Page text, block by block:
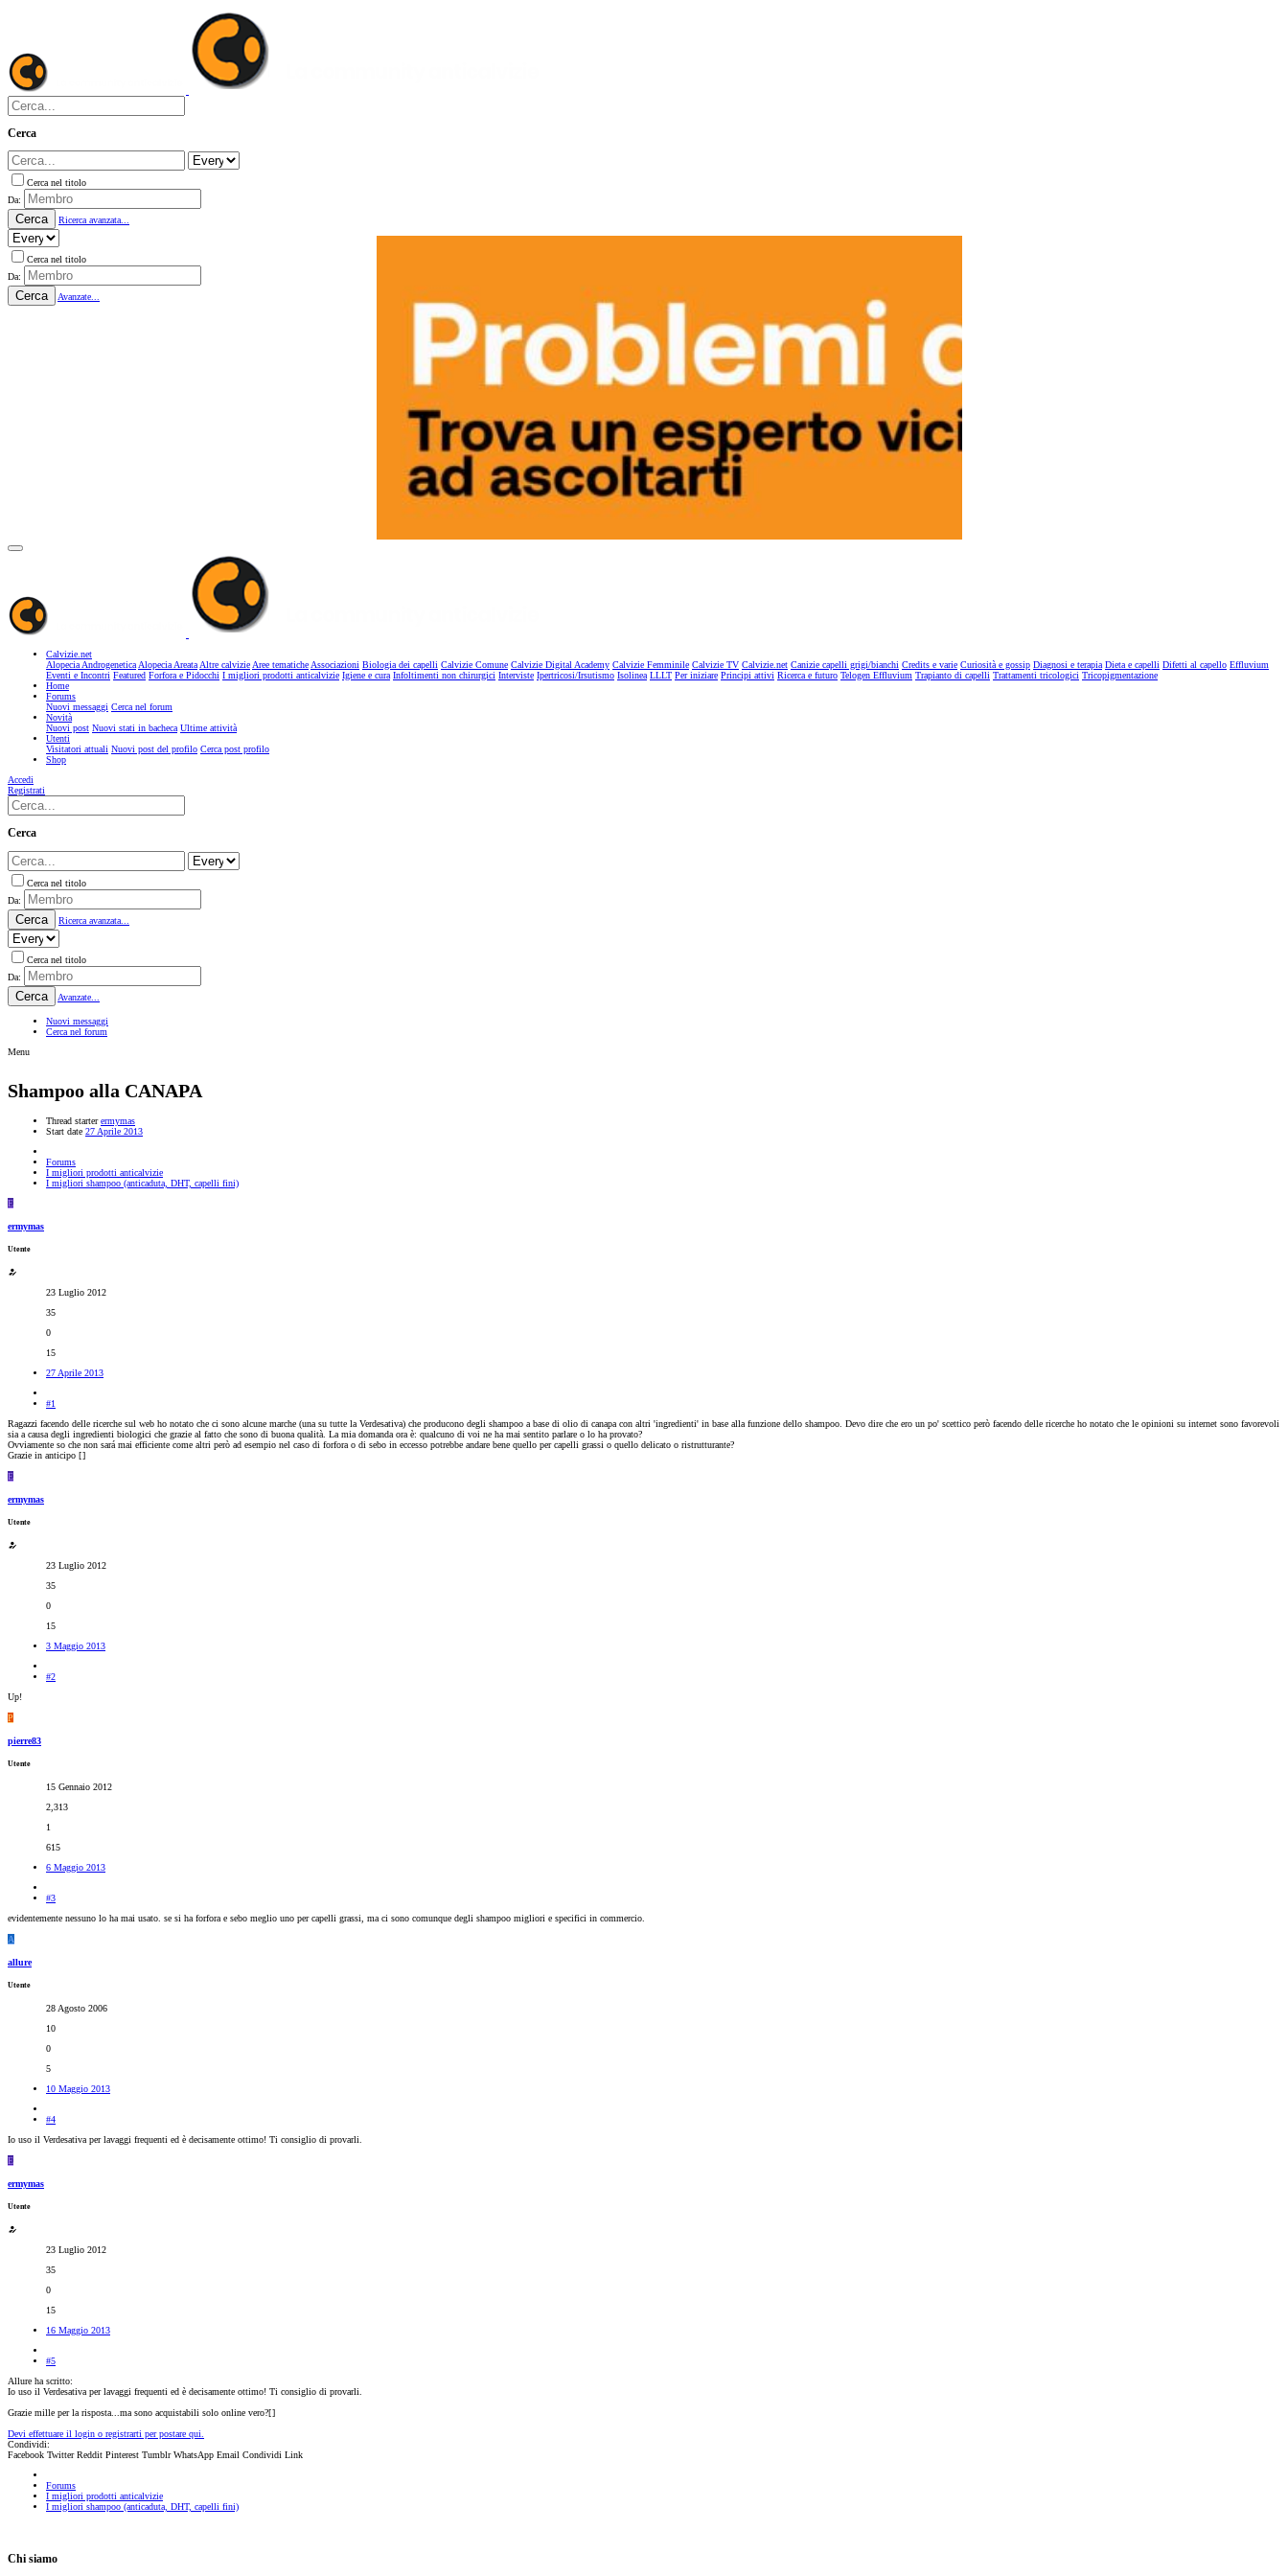
Cerca
Cerca nel titolo
Da:
Cerca Ricerca avanzata...
Cerca nel titolo
Da:
Cerca Avanzate...
Calvizie.net
Alopecia AndrogeneticaAlopecia AreataAltre calvizieAree tematicheAssociazioni Biologia dei capelli Calvizie Comune Calvizie Digital Academy Calvizie Femminile Calvizie TV Calvizie.net Canizie capelli grigi/bianchi Credits e varie Curiosità e gossip Diagnosi e terapia Dieta e capelli Difetti al capello Effluvium
Eventi e Incontri Featured Forfora e Pidocchi I migliori prodotti anticalvizie Igiene e cura Infoltimenti non chirurgici Interviste Ipertricosi/Irsutismo Isolinea LLLT Per iniziare Principi attivi Ricerca e futuro Telogen Effluvium Trapianto di capelli Trattamenti tricologici Tricopigmentazione
Home
Forums
Nuovi messaggi Cerca nel forum
Novità
Nuovi post Nuovi stati in bacheca Ultime attività
Utenti
Visitatori attuali Nuovi post del profilo Cerca post profilo
Shop
Accedi
Registrati
Cerca
Cerca nel titolo
Da:
Cerca Ricerca avanzata...
Cerca nel titolo
Da:
Cerca Avanzate...
Nuovi messaggi
Cerca nel forum
Menu
Shampoo alla CANAPA
Thread starter ermymas
Start date 27 Aprile 2013
Forums
I migliori prodotti anticalvizie
I migliori shampoo (anticaduta, DHT, capelli fini)
E
ermymas
Utente
23 Luglio 2012
35
0
15
27 Aprile 2013
#1
Ragazzi facendo delle ricerche sul web ho notato che ci sono alcune marche (una su tutte la Verdesativa) che producono degli shampoo a base di olio di canapa con altri 'ingredienti' in base alla funzione dello shampoo. Devo dire che ero un po' scettico però facendo delle ricerche ho notato che le opinioni su internet sono favorevoli
sia a causa degli ingredienti biologici che grazie al fatto che sono di buona qualità. La mia domanda ora è: qualcuno di voi ne ha mai sentito parlare o lo ha provato?
Ovviamente so che non sará mai efficiente come altri però ad esempio nel caso di forfora o di sebo in eccesso potrebbe andare bene quello per capelli grassi o quello delicato o ristrutturante?
Grazie in anticipo []
E
ermymas
Utente
23 Luglio 2012
35
0
15
3 Maggio 2013
#2
Up!
P
pierre83
Utente
15 Gennaio 2012
2,313
1
615
6 Maggio 2013
#3
evidentemente nessuno lo ha mai usato. se si ha forfora e sebo meglio uno per capelli grassi, ma ci sono comunque degli shampoo migliori e specifici in commercio.
A
allure
Utente
28 Agosto 2006
10
0
5
10 Maggio 2013
#4
Io uso il Verdesativa per lavaggi frequenti ed è decisamente ottimo! Ti consiglio di provarli.
E
ermymas
Utente
23 Luglio 2012
35
0
15
16 Maggio 2013
#5
Allure ha scritto:
Io uso il Verdesativa per lavaggi frequenti ed è decisamente ottimo! Ti consiglio di provarli.
Grazie mille per la risposta...ma sono acquistabili solo online vero?[]
Devi effettuare il login o registrarti per postare qui.
Condividi:
Facebook Twitter Reddit Pinterest Tumblr WhatsApp Email Condividi Link
Forums
I migliori prodotti anticalvizie
I migliori shampoo (anticaduta, DHT, capelli fini)
Chi siamo